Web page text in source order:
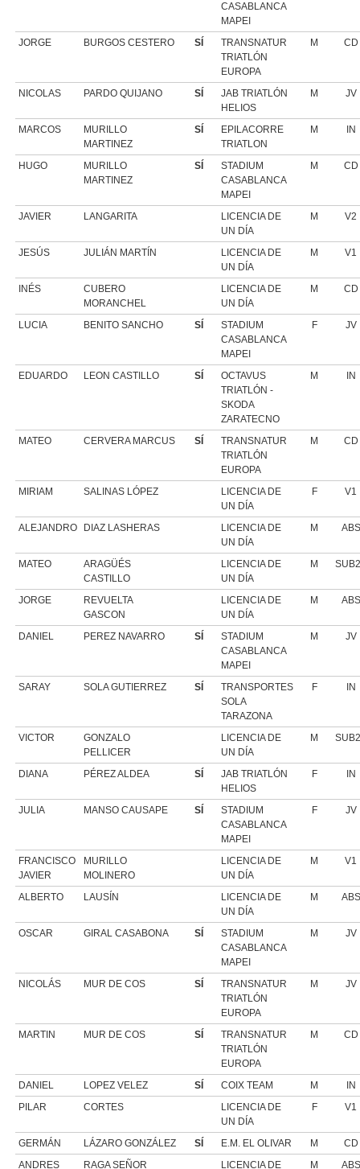
CASABLANCA
MAPEI
JORGE BURGOS CESTERO SÍ
TRANSNATUR
TRIATLÓN
EUROPA
M CD
NICOLAS PARDO QUIJANO SÍ
JAB TRIATLÓN
HELIOS
M JV
MARCOS
MURILLO
MARTINEZ
SÍ
EPILACORRE
TRIATLON
M IN
HUGO
MURILLO
MARTINEZ
SÍ
STADIUM
CASABLANCA
MAPEI
M CD
JAVIER LANGARITA
LICENCIA DE
UN DÍA
M V2
JESÚS JULIÁN MARTÍN
LICENCIA DE
UN DÍA
M V1
INÉS
CUBERO
MORANCHEL
LICENCIA DE
UN DÍA
M CD
LUCIA BENITO SANCHO SÍ
STADIUM
CASABLANCA
MAPEI
F JV
EDUARDO LEON CASTILLO SÍ
OCTAVUS
TRIATLÓN -
SKODA
ZARATECNO
M IN
MATEO CERVERA MARCUS SÍ
TRANSNATUR
TRIATLÓN
EUROPA
M CD
MIRIAM SALINAS LÓPEZ
LICENCIA DE
UN DÍA
F V1
ALEJANDRO DIAZ LASHERAS
LICENCIA DE
UN DÍA
M ABS
MATEO
ARAGÜÉS
CASTILLO
LICENCIA DE
UN DÍA
M
JORGE
REVUELTA
GASCON
LICENCIA DE
UN DÍA
M ABS
DANIEL PEREZ NAVARRO SÍ
STADIUM
CASABLANCA
MAPEI
M JV
SARAY SOLA GUTIERREZ SÍ
TRANSPORTES
SOLA
TARAZONA
F IN
VICTOR
GONZALO
PELLICER
LICENCIA DE
UN DÍA
M
DIANA PÉREZ ALDEA SÍ
JAB TRIATLÓN
HELIOS
F IN
JULIA MANSO CAUSAPE SÍ
STADIUM
CASABLANCA
MAPEI
F JV
FRANCISCO
JAVIER
MURILLO
MOLINERO
LICENCIA DE
UN DÍA
M V1
ALBERTO LAUSÍN
LICENCIA DE
UN DÍA
M ABS
OSCAR GIRAL CASABONA SÍ
STADIUM
CASABLANCA
MAPEI
M JV
NICOLÁS MUR DE COS SÍ
TRANSNATUR
TRIATLÓN
EUROPA
M JV
MARTIN MUR DE COS SÍ
TRANSNATUR
TRIATLÓN
EUROPA
M CD
DANIEL LOPEZ VELEZ SÍ COIX TEAM M
IN
PILAR
CORTES
LICENCIA DE
UN DÍA
F V1
GERMÁN LÁZARO GONZÁLEZ SÍ E.M. EL OLIVAR M
CD
ANDRES
RAGA SEÑOR LICENCIA DE M ABS